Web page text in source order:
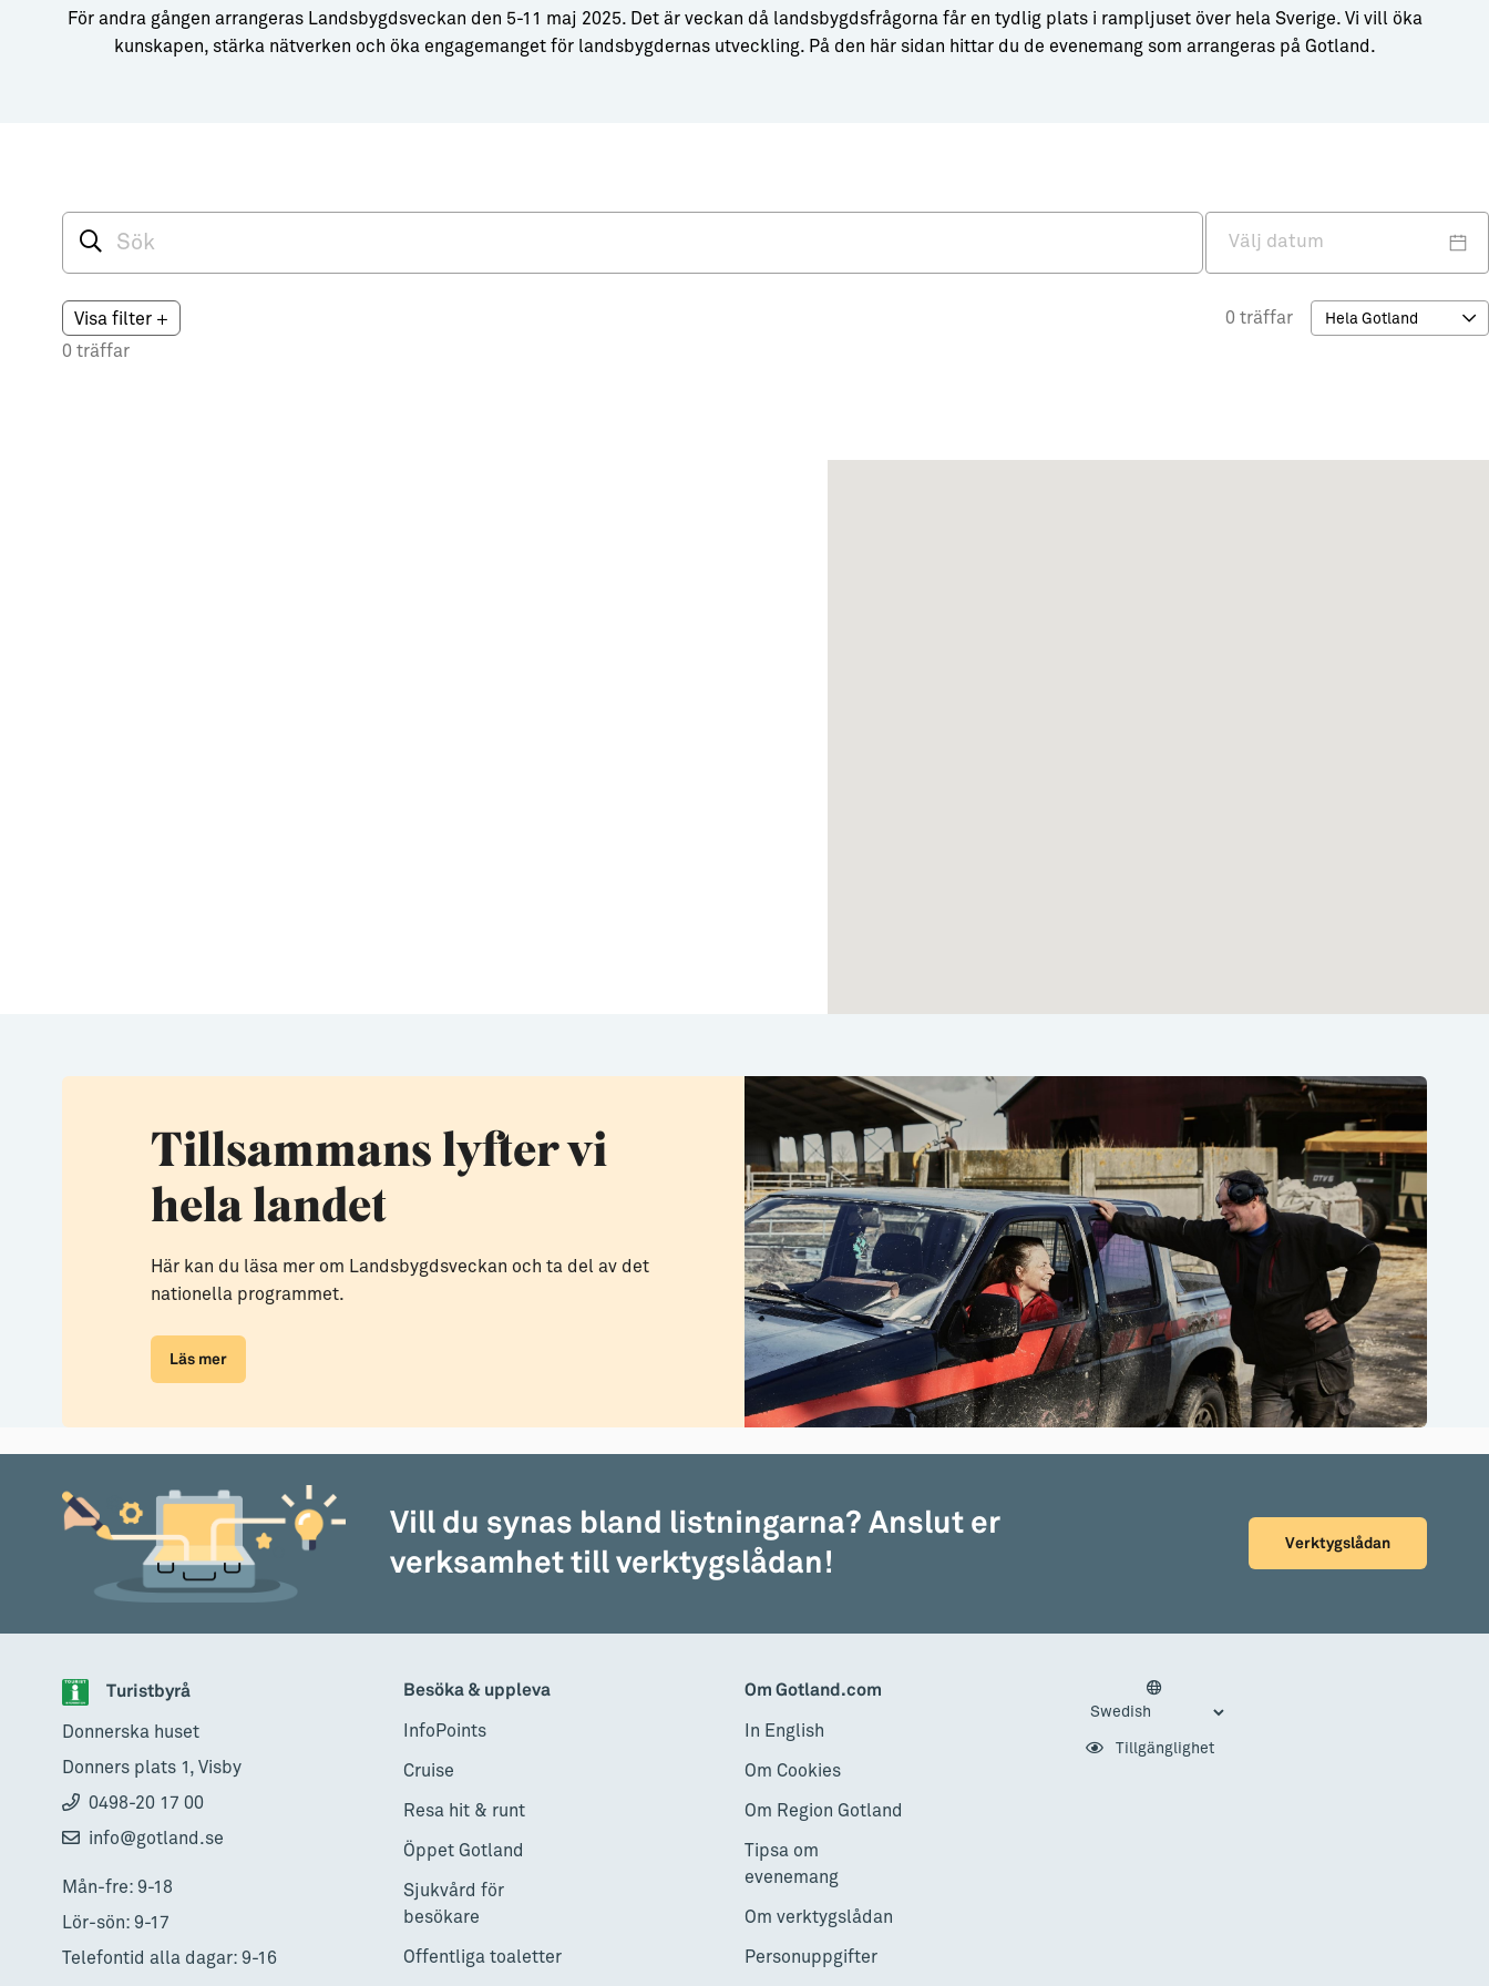
Barn & Familj
För andra gången arrangeras Landsbygdsveckan den 5-11 maj 2025. Det är veckan då landsbygdsfrågorna får en tydlig plats i rampljuset över hela Sverige. Vi vill öka
kunskapen, stärka nätverken och öka engagemanget för landsbygdernas utveckling. På den här sidan hittar du de evenemang som arrangeras på Gotland.
Visa filter +
0 träffar
0 träffar
Tillsammans lyfter vi
hela landet
Här kan du läsa mer om Landsbygdsveckan och ta del av det
nationella programmet.
Läs mer
Vill du synas bland listningarna? Anslut er
verksamhet till verktygslådan!
Verktygslådan
Turistbyrå
Donnerska huset
Donners plats 1, Visby
0498-20 17 00
info@gotland.se
Mån-fre: 9-18
Lör-sön: 9-17
Telefontid alla dagar: 9-16
Besöka & uppleva
InfoPoints
Cruise
Resa hit & runt
Öppet Gotland
Sjukvård för
besökare
Offentliga toaletter
Om Gotland.com
In English
Om Cookies
Om Region Gotland
Tipsa om
evenemang
Om verktygslådan
Personuppgifter
Tillgänglighet